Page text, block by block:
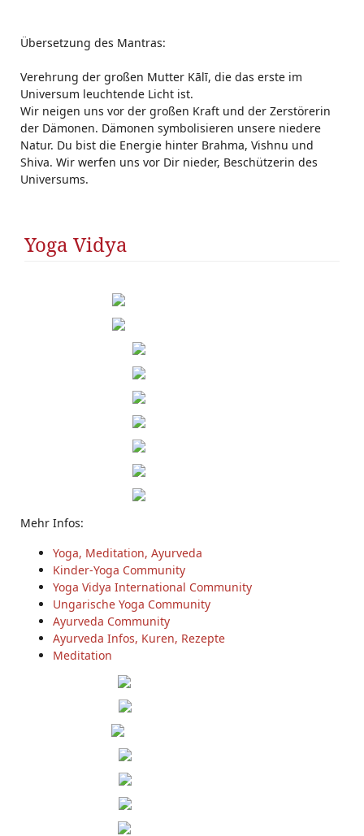
Übersetzung des Mantras:
Verehrung der großen Mutter Kālī, die das erste im
Universum leuchtende Licht ist.
Wir neigen uns vor der großen Kraft und der Zerstörerin
der Dämonen. Dämonen symbolisieren unsere niedere
Natur. Du bist die Energie hinter Brahma, Vishnu und
Shiva. Wir werfen uns vor Dir nieder, Beschützerin des
Universums.
Yoga Vidya
Mehr Infos:
Yoga, Meditation, Ayurveda
Kinder-Yoga Community
Yoga Vidya International Community
Ungarische Yoga Community
Ayurveda Community
Ayurveda Infos, Kuren, Rezepte
Meditation